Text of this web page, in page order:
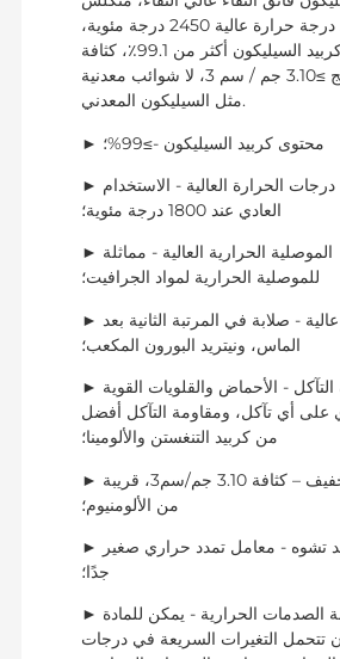
عند درجة حرارة عالية 2450 درجة مئوية،
محتوى كربيد السيليكون أكثر من 99.1٪، كثافة
المنتج ≥3.10 جم / سم 3، لا شوائب معدنية
مثل السيليكون المعدني.
► مقاومة درجات الحرارة العالية - الاستخدام
► الموصلية الحرارية العالية - مماثلة
► صلابة عالية - صلابة في المرتبة الثانية بعد
► مقاومة التآكل - الأحماض والقلويات القوية
على أي تآكل، ومقاومة التآكل أفضل
► وزن خفيف – كثافة 3.10 جم/سم3، قريبة
► لا يوجد تشوه - معامل تمدد حراري صغير
► مقاومة الصدمات الحرارية - يمكن للمادة
تتحمل التغيرات السريعة في درجات